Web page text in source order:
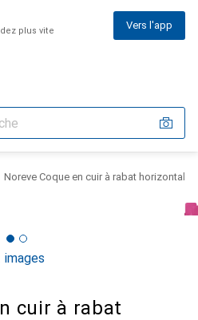
plus vite Vers l'app
Noreve Coque en cuir à rabat horizontal
images
cuir à rabat